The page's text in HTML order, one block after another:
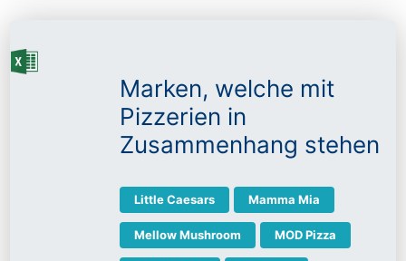
Marken, welche mit
Pizzerien in
Zusammenhang stehen
Little Caesars Mamma Mia
Mellow Mushroom MOD Pizza